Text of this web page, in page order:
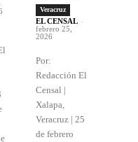
-
Veracruz
EL CENSAL -
febrero 25,
2026
Por:
Redacción El
Censal |
Xalapa,
Veracruz | 25
de febrero